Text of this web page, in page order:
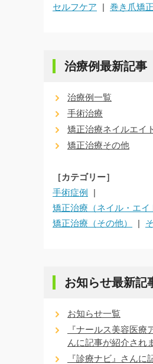
セルフケア
巻き爪矯正
治療例最新記事
治療例一覧
手術治療
矯正治療ネイルエイ
矯正治療その他
［カテゴリー］
手術症例
矯正治療（ネイル・エイ
矯正治療（その他）
お知らせ最新記
お知らせ一覧
『ナールス美容医療
んに記事が紹介され
『診療ナビ』さんに